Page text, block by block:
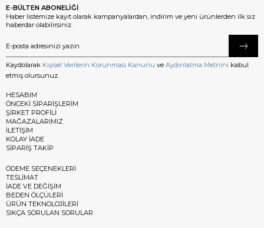
E-BÜLTEN ABONELİĞİ
Haber listemize kayıt olarak kampanyalardan, indirim ve yeni ürünlerden ilk siz
haberdar olabilirsiniz.
Kaydolarak Kişisel Verilerin Korunması Kanunu ve Aydınlatma Metnini kabul
etmiş olursunuz.
HESABIM
ÖNCEKİ SİPARİŞLERİM
ŞİRKET PROFİLİ
MAĞAZALARIMIZ
İLETİŞİM
KOLAY İADE
SİPARİŞ TAKİP
ÖDEME SEÇENEKLERİ
TESLİMAT
İADE VE DEĞİŞİM
BEDEN ÖLÇÜLERİ
ÜRÜN TEKNOLOJİLERİ
SIKÇA SORULAN SORULAR